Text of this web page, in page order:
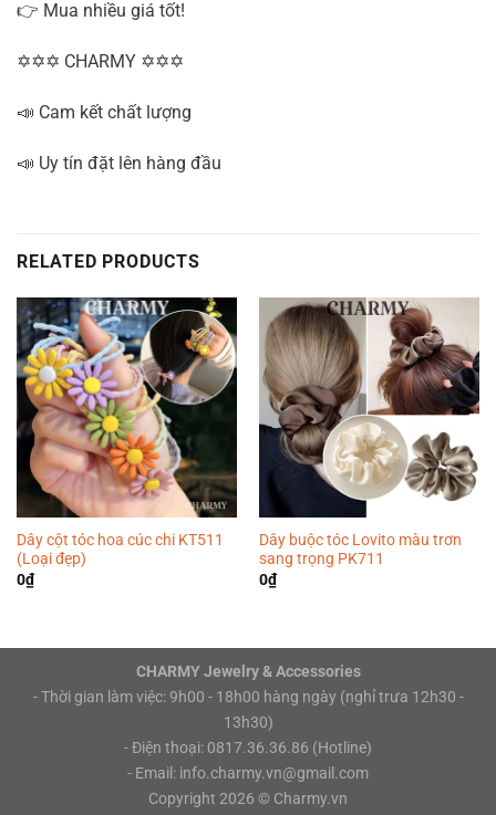
👉 Mua nhiều giá tốt!
✡✡✡ CHARMY ✡✡✡
📣 Cam kết chất lượng
📣 Uy tín đặt lên hàng đầu
RELATED PRODUCTS
Dây cột tóc hoa cúc chi KT511
(Loại đẹp)
0₫
Dây buộc tóc Lovito màu trơn
sang trọng PK711
0₫
CHARMY Jewelry & Accessories
- Thời gian làm việc: 9h00 - 18h00 hàng ngày (nghỉ trưa 12h30 -
13h30)
- Điện thoại: 0817.36.36.86 (Hotline)
- Email: info.charmy.vn@gmail.com
Copyright 2026 © Charmy.vn